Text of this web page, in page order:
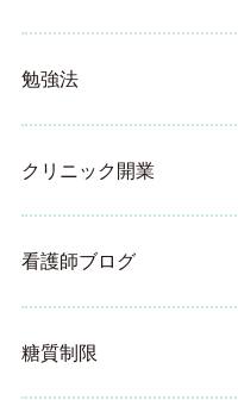
勉強法
クリニック開業
看護師ブログ
糖質制限